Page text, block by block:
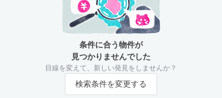
条件に合う物件が
見つかりませんでした
目線を変えて、新しい発見をしませんか？
検索条件を変更する